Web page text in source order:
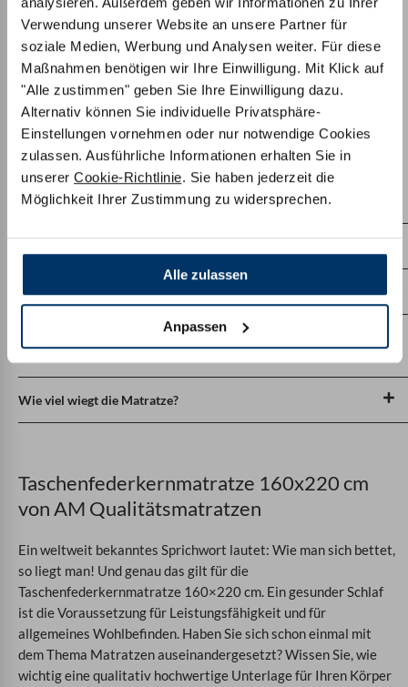
Verwendung unserer Website an unsere Partner für
soziale Medien, Werbung und Analysen weiter. Für diese
Maßnahmen benötigen wir Ihre Einwilligung. Mit Klick auf
"Alle zustimmen" geben Sie Ihre Einwilligung dazu.
Alternativ können Sie individuelle Privatsphäre-
Einstellungen vornehmen oder nur notwendige Cookies
zulassen. Ausführliche Informationen erhalten Sie in
unserer Cookie-Richtlinie. Sie haben jederzeit die
Möglichkeit Ihrer Zustimmung zu widersprechen.
Alle zulassen
Anpassen
Erstattung des vollen Kaufpreises. Ohne Wenn und Aber!
Häufig gestellte Fragen
Welchen Härtegrad soll ich wählen?
Wo werden die Matratzen gefertigt?
Warum werden große Matratzen ab 160 cm Breite mit zwei
getrennten Kernen geliefert?
Wie viel wiegt die Matratze?
Taschenfederkernmatratze 160x220 cm
von AM Qualitätsmatratzen
Ein weltweit bekanntes Sprichwort lautet: Wie man sich bettet,
so liegt man! Und genau das gilt für die
Taschenfederkernmatratze 160×220 cm. Ein gesunder Schlaf
ist die Voraussetzung für Leistungsfähigkeit und für
allgemeines Wohlbefinden. Haben Sie sich schon einmal mit
dem Thema Matratzen auseinandergesetzt? Wissen Sie, wie
wichtig eine qualitativ hochwertige Unterlage für Ihren Körper